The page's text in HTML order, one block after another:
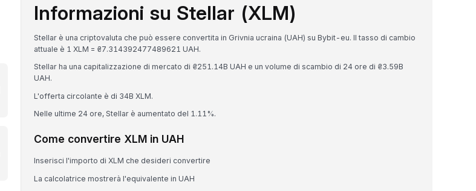
Informazioni su Stellar (XLM)
Stellar è una criptovaluta che può essere convertita in Grivnia ucraina (UAH) su Bybit-eu. Il tasso di cambio
attuale è 1 XLM = ₴7.314392477489621 UAH.
Stellar ha una capitalizzazione di mercato di ₴251.14B UAH e un volume di scambio di 24 ore di ₴3.59B
UAH.
L'offerta circolante è di 34B XLM.
Nelle ultime 24 ore, Stellar è aumentato del 1.11%.
Come convertire XLM in UAH
Inserisci l'importo di XLM che desideri convertire
La calcolatrice mostrerà l'equivalente in UAH